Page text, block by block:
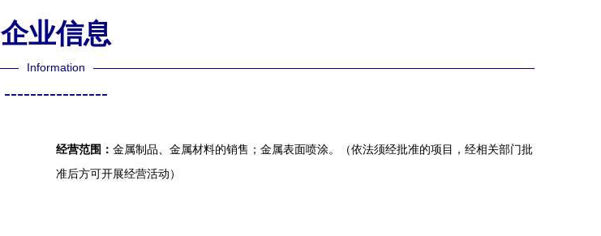
企业信息
Information
----------------
经营范围： 金属制品、金属材料的销售；金属表面喷涂。（依法须经批准的项目，经相关部门批
准后方可开展经营活动）